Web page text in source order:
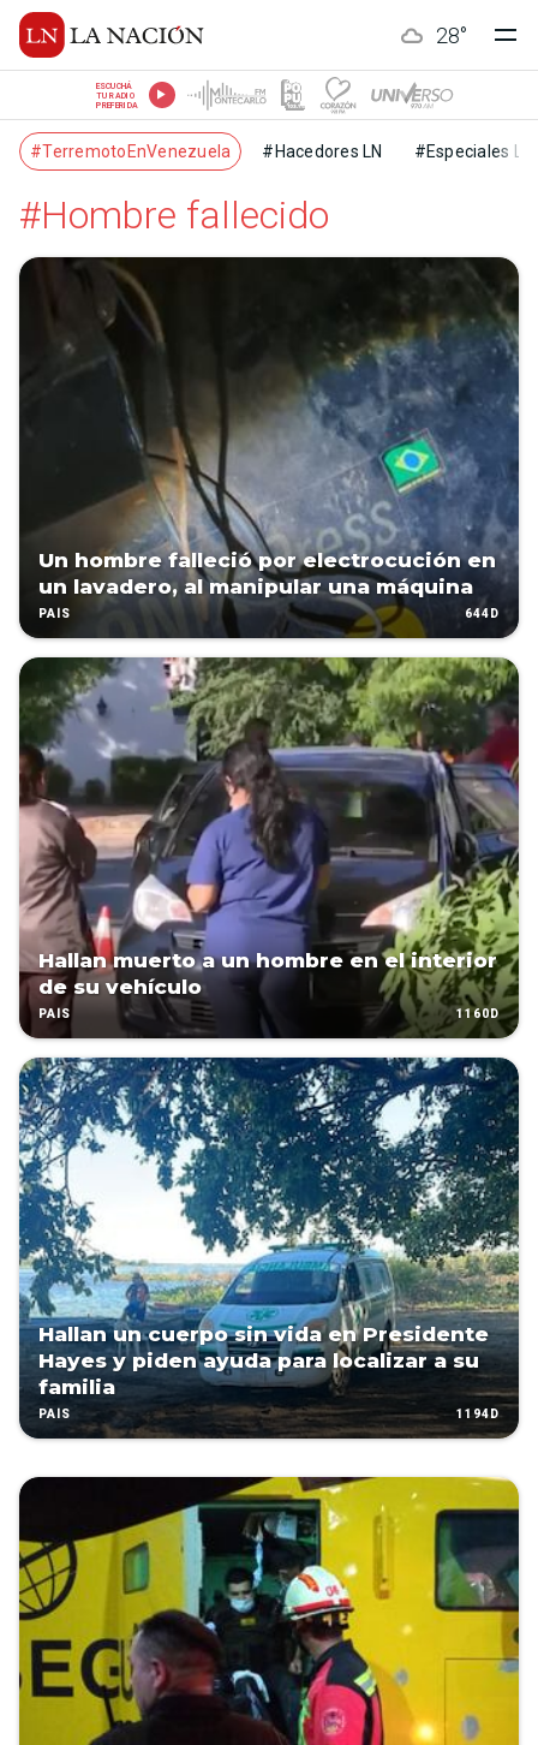
28°
ESCUCHÁ
TU RADIO
PREFERIDA
#TerremotoEnVenezuela #Hacedores LN #Especiales LN
#Hombre fallecido
Un hombre falleció por electrocución en
un lavadero, al manipular una máquina
PAÍS 644D
Hallan muerto a un hombre en el interior
de su vehículo
PAÍS 1160D
Hallan un cuerpo sin vida en Presidente
Hayes y piden ayuda para localizar a su
familia
PAÍS 1194D